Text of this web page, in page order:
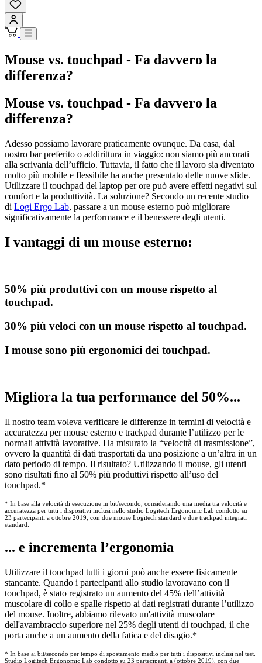
Mouse vs. touchpad - Fa davvero la
differenza?
Mouse vs. touchpad - Fa davvero la
differenza?
Adesso possiamo lavorare praticamente ovunque. Da casa, dal
nostro bar preferito o addirittura in viaggio: non siamo più ancorati
alla scrivania dell’ufficio. Tuttavia, il fatto che il lavoro sia diventato
molto più mobile e flessibile ha anche presentato delle nuove sfide.
Utilizzare il touchpad del laptop per ore può avere effetti negativi sul
comfort e la produttività. La soluzione? Secondo un recente studio
di Logi Ergo Lab, passare a un mouse esterno può migliorare
significativamente la performance e il benessere degli utenti.
I vantaggi di un mouse esterno:
50% più produttivi con un mouse rispetto al
touchpad.
30% più veloci con un mouse rispetto al touchpad.
I mouse sono più ergonomici dei touchpad.
Migliora la tua performance del 50%...
Il nostro team voleva verificare le differenze in termini di velocità e
accuratezza per mouse esterno e trackpad durante l’utilizzo per le
normali attività lavorative. Ha misurato la “velocità di trasmissione”,
ovvero la quantità di dati trasportati da una posizione a un’altra in un
dato periodo di tempo. Il risultato? Utilizzando il mouse, gli utenti
sono risultati fino al 50% più produttivi rispetto all’uso del
touchpad.*
* In base alla velocità di esecuzione in bit/secondo, considerando una media tra velocità e
accuratezza per tutti i dispositivi inclusi nello studio Logitech Ergonomic Lab condotto su
23 partecipanti a ottobre 2019, con due mouse Logitech standard e due trackpad integrati
standard.
... e incrementa l’ergonomia
Utilizzare il touchpad tutti i giorni può anche essere fisicamente
stancante. Quando i partecipanti allo studio lavoravano con il
touchpad, è stato registrato un aumento del 45% dell’attività
muscolare di collo e spalle rispetto ai dati registrati durante l’utilizzo
del mouse. Inoltre, abbiamo rilevato un'attività muscolare
dell'avambraccio superiore nel 25% degli utenti di touchpad, il che
porta anche a un aumento della fatica e del disagio.*
* In base ai bit/secondo per tempo di spostamento medio per tutti i dispositivi inclusi nel test.
Studio Logitech Ergonomic Lab condotto su 23 partecipanti a (ottobre 2019), con due